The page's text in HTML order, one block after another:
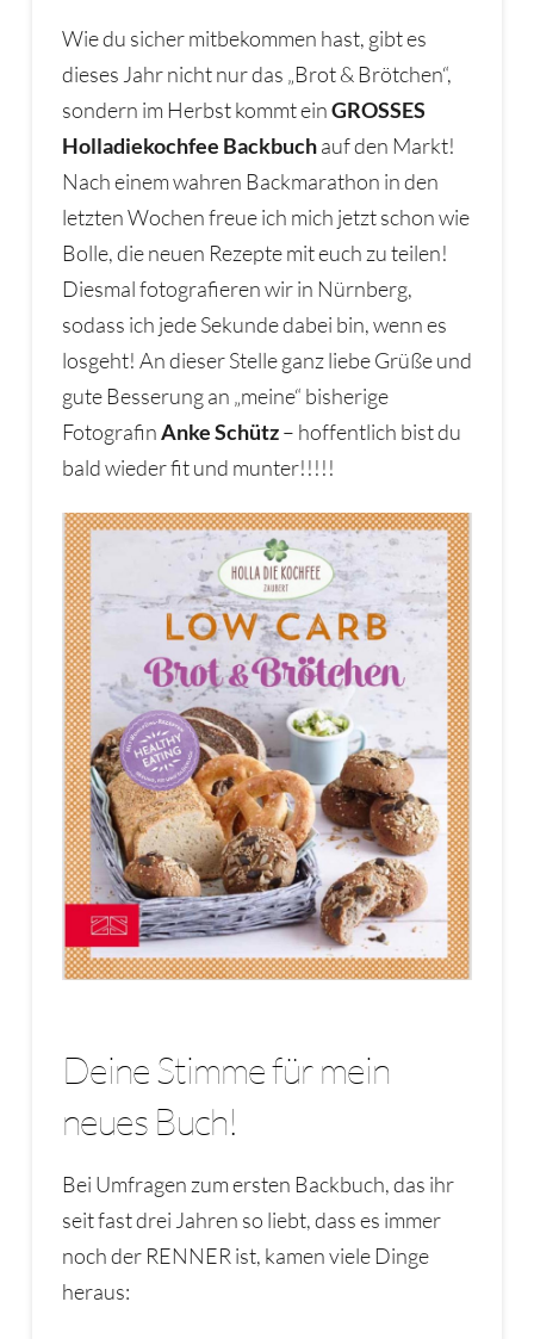
Wie du sicher mitbekommen hast, gibt es
dieses Jahr nicht nur das „Brot & Brötchen“,
sondern im Herbst kommt einGROSSES
Holladiekochfee Backbuchauf den Markt!
Nach einem wahren Backmarathon in den
letzten Wochen freue ich mich jetzt schon wie
Bolle, die neuen Rezepte mit euch zu teilen!
Diesmal fotografieren wir in Nürnberg,
sodass ich jede Sekunde dabei bin, wenn es
losgeht! An dieser Stelle ganz liebe Grüße und
gute Besserung an „meine“ bisherige
FotografinAnke Schütz– hoffentlich bist du
bald wieder fit und munter!!!!!
Deine Stimme für mein
neues Buch!
Bei Umfragen zum ersten Backbuch, das ihr
seit fast drei Jahren so liebt, dass es immer
noch der RENNER ist, kamen viele Dinge
heraus: